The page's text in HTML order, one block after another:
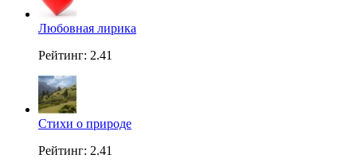
Любовная лирика
Рейтинг: 2.41
Стихи о природе
Рейтинг: 2.41